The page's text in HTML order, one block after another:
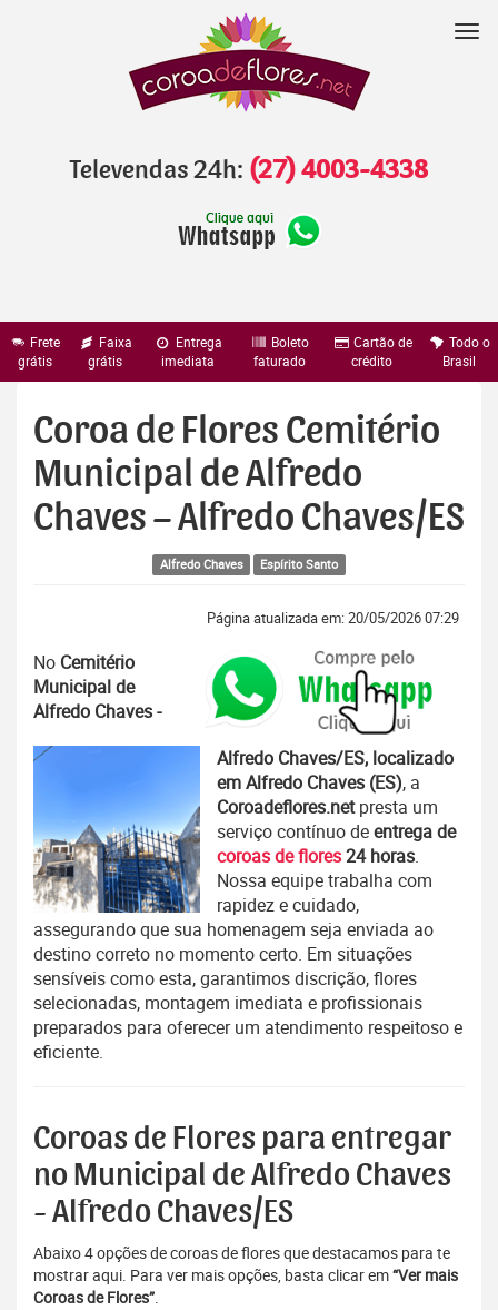
Televendas 24h: (27) 4003-4338
Frete
grátis
Faixa
grátis
Entrega
imediata
Boleto
faturado
Cartão de
crédito
Todo o
Brasil
Coroa de Flores Cemitério
Municipal de Alfredo
Chaves – Alfredo Chaves/ES
Alfredo Chaves Espírito Santo
Página atualizada em: 20/05/2026 07:29
No Cemitério
Municipal de
Alfredo Chaves -
Alfredo Chaves/ES, localizado
em Alfredo Chaves (ES), a
Coroadeflores.netpresta um
serviço contínuo deentrega de
coroas de flores24 horas.
Nossa equipe trabalha com
rapidez e cuidado,
assegurando que sua homenagem seja enviada ao
destino correto no momento certo. Em situações
sensíveis como esta, garantimos discrição, flores
selecionadas, montagem imediata e profissionais
preparados para oferecer um atendimento respeitoso e
eficiente.
Coroas de Flores para entregar
no Municipal de Alfredo Chaves
- Alfredo Chaves/ES
Abaixo 4 opções de coroas de flores que destacamos para te
mostrar aqui. Para ver mais opções, basta clicar em“Ver mais
Coroas de Flores”.